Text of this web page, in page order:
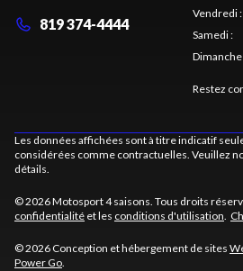
819 374-4444
Vendredi:
Samedi:
Dimanche
Restez
Les données affichées sont à titre indicatif
considérées comme contractuelles. Veuillez
détails.
© 2026 Motosport 4 saisons. Tous droits
confidentialité et les conditions d'utilisation.
© 2026 Conception et hébergement de sites
Power Go.